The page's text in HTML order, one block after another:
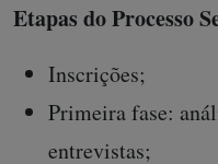
Etapas do Processo
Inscrições;
Primeira fase:
entrevistas;